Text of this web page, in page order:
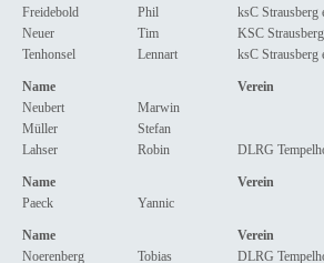
Freidebold Phil
ksC Strausberg
Neuer Tim
KSC
Tenhonsel Lennart ksC Strausberg
Name
Verein
Neubert
Marwin
Müller
Stefan
Lahser Robin DLRG
Name
Verein
Paeck Yannic
Name
Verein
Noerenberg Tobias
DLRG